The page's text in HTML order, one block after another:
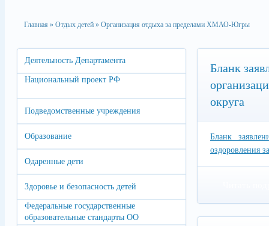
Деятельность Департамента
Национальный проект РФ
Подведомственные учреждения
Образование
Одаренные дети
Здоровье и безопасность детей
Федеральные государственные
образовательные стандарты ОО
Главная » Отдых детей » Организация отдыха за пределами ХМАО-Югры
Бланк
округа
Бланк
оздоровления